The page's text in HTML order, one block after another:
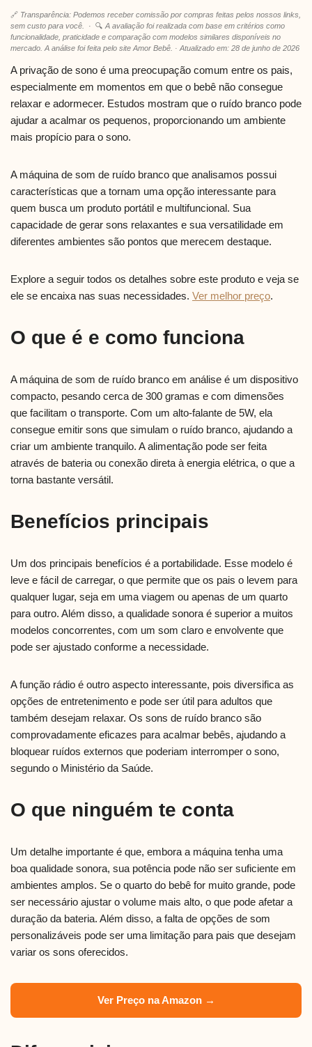
🔗 Transparência: Podemos receber comissão por compras feitas pelos nossos links,
sem custo para você.
· 🔍 A avaliação foi realizada com base em critérios como
funcionalidade, praticidade e comparação com modelos similares disponíveis no
mercado. A análise foi feita pelo site Amor Bebê. · Atualizado em: 28 de junho de 2026
A privação de sono é uma preocupação comum entre os pais,
especialmente em momentos em que o bebê não consegue
relaxar e adormecer. Estudos mostram que o ruído branco pode
ajudar a acalmar os pequenos, proporcionando um ambiente
mais propício para o sono.
A máquina de som de ruído branco que analisamos possui
características que a tornam uma opção interessante para
quem busca um produto portátil e multifuncional. Sua
capacidade de gerar sons relaxantes e sua versatilidade em
diferentes ambientes são pontos que merecem destaque.
Explore a seguir todos os detalhes sobre este produto e veja se
ele se encaixa nas suas necessidades. Ver melhor preço.
O que é e como funciona
A máquina de som de ruído branco em análise é um dispositivo
compacto, pesando cerca de 300 gramas e com dimensões
que facilitam o transporte. Com um alto-falante de 5W, ela
consegue emitir sons que simulam o ruído branco, ajudando a
criar um ambiente tranquilo. A alimentação pode ser feita
através de bateria ou conexão direta à energia elétrica, o que a
torna bastante versátil.
Benefícios principais
Um dos principais benefícios é a portabilidade. Esse modelo é
leve e fácil de carregar, o que permite que os pais o levem para
qualquer lugar, seja em uma viagem ou apenas de um quarto
para outro. Além disso, a qualidade sonora é superior a muitos
modelos concorrentes, com um som claro e envolvente que
pode ser ajustado conforme a necessidade.
A função rádio é outro aspecto interessante, pois diversifica as
opções de entretenimento e pode ser útil para adultos que
também desejam relaxar. Os sons de ruído branco são
comprovadamente eficazes para acalmar bebês, ajudando a
bloquear ruídos externos que poderiam interromper o sono,
segundo o Ministério da Saúde.
O que ninguém te conta
Um detalhe importante é que, embora a máquina tenha uma
boa qualidade sonora, sua potência pode não ser suficiente em
ambientes amplos. Se o quarto do bebê for muito grande, pode
ser necessário ajustar o volume mais alto, o que pode afetar a
duração da bateria. Além disso, a falta de opções de som
personalizáveis pode ser uma limitação para pais que desejam
variar os sons oferecidos.
Ver Preço na Amazon →